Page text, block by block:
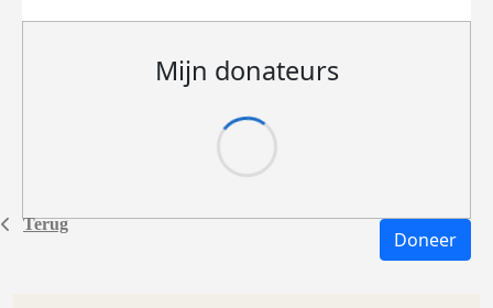
Terug
Mijn donateurs
Doneer